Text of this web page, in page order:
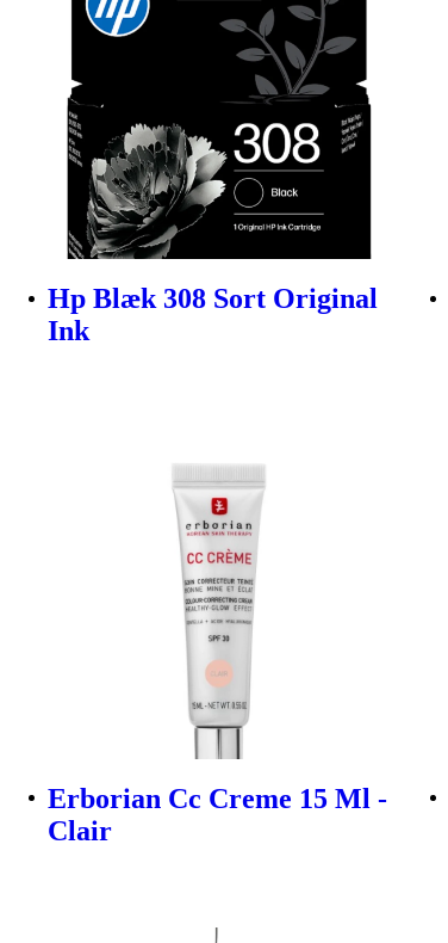
Hp Blæk 308 Sort Original
Ink
Erborian Cc Creme 15 Ml -
Clair